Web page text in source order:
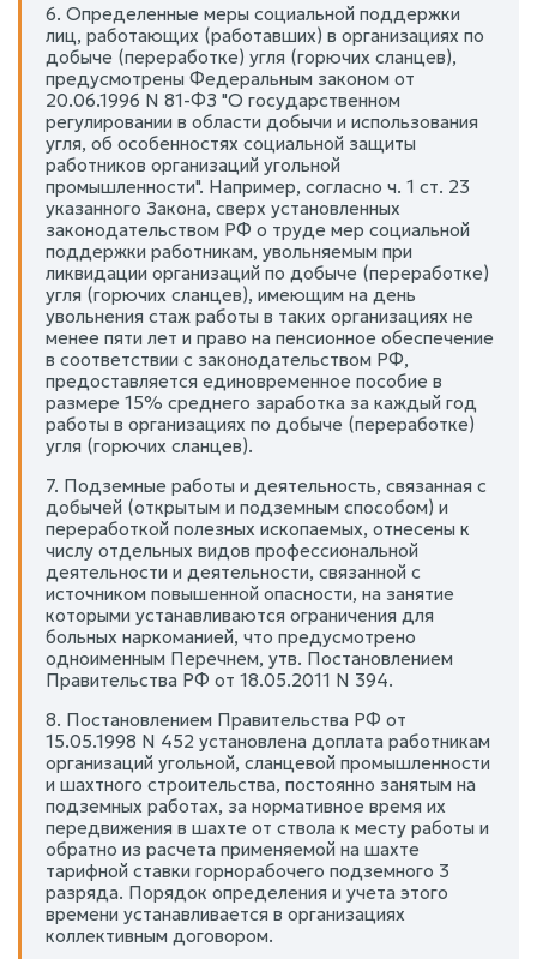
6. Определенные меры социальной поддержки
лиц, работающих (работавших) в организациях по
добыче (переработке) угля (горючих сланцев),
предусмотрены Федеральным законом от
20.06.1996 N 81-ФЗ "О государственном
регулировании в области добычи и использования
угля, об особенностях социальной защиты
работников организаций угольной
промышленности". Например, согласно ч. 1 ст. 23
указанного Закона, сверх установленных
законодательством РФ о труде мер социальной
поддержки работникам, увольняемым при
ликвидации организаций по добыче (переработке)
угля (горючих сланцев), имеющим на день
увольнения стаж работы в таких организациях не
менее пяти лет и право на пенсионное обеспечение
в соответствии с законодательством РФ,
предоставляется единовременное пособие в
размере 15% среднего заработка за каждый год
работы в организациях по добыче (переработке)
угля (горючих сланцев).
7. Подземные работы и деятельность, связанная с
добычей (открытым и подземным способом) и
переработкой полезных ископаемых, отнесены к
числу отдельных видов профессиональной
деятельности и деятельности, связанной с
источником повышенной опасности, на занятие
которыми устанавливаются ограничения для
больных наркоманией, что предусмотрено
одноименным Перечнем, утв. Постановлением
Правительства РФ от 18.05.2011 N 394.
8. Постановлением Правительства РФ от
15.05.1998 N 452 установлена доплата работникам
организаций угольной, сланцевой промышленности
и шахтного строительства, постоянно занятым на
подземных работах, за нормативное время их
передвижения в шахте от ствола к месту работы и
обратно из расчета применяемой на шахте
тарифной ставки горнорабочего подземного 3
разряда. Порядок определения и учета этого
времени устанавливается в организациях
коллективным договором.